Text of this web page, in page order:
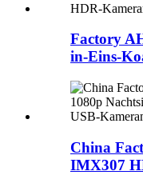
Factory
in-Eins-
China
IMX307